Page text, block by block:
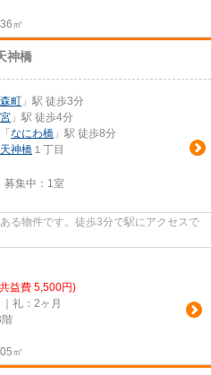
㎡
神橋
町 」駅 徒歩3分
」駅 徒歩4分
「 なにわ橋 」駅 徒歩8分
天神橋 １丁目
集中： 1室
る物件です。徒歩3分で駅にアクセスで
益費 5,500円)
礼：2ヶ月
階
㎡